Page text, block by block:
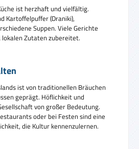
ist herzhaft und vielfältig.
Kartoffelpuffer (Draniki),
Suppen. Viele Gerichte
Zutaten zubereitet.
ist von traditionellen Bräuchen
geprägt. Höflichkeit und
von großer Bedeutung.
oder bei Festen sind eine
die Kultur kennenzulernen.